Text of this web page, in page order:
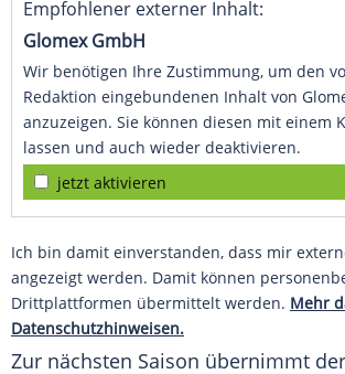
Empfohlener externer Inhalt:
Glomex GmbH
Wir benötigen Ihre Zustimmung, um den
Redaktion eingebundenen Inhalt von
anzuzeigen. Sie können diesen mit einem
lassen und auch wieder deaktivieren.
jetzt aktivieren
Ich bin damit einverstanden, dass mir
angezeigt werden. Damit können
Drittplattformen übermittelt werden. Mehr
Datenschutzhinweisen.
Zur nächsten Saison übernimmt